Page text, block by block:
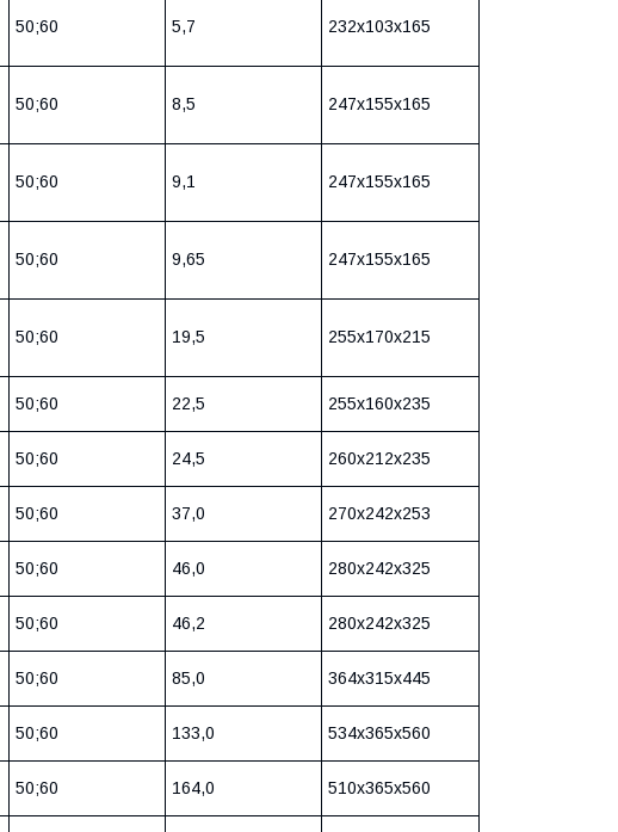
50;60 5,7 232x103x165
50;60 8,5 247x155x165
50;60 9,1 247x155x165
50;60 9,65 247x155x165
50;60 19,5 255x170x215
50;60 22,5 255x160x235
50;60 24,5 260x212x235
50;60 37,0 270x242x253
50;60 46,0 280x242x325
50;60 46,2 280x242x325
50;60 85,0 364x315x445
50;60 133,0 534x365x560
50;60 164,0 510x365x560